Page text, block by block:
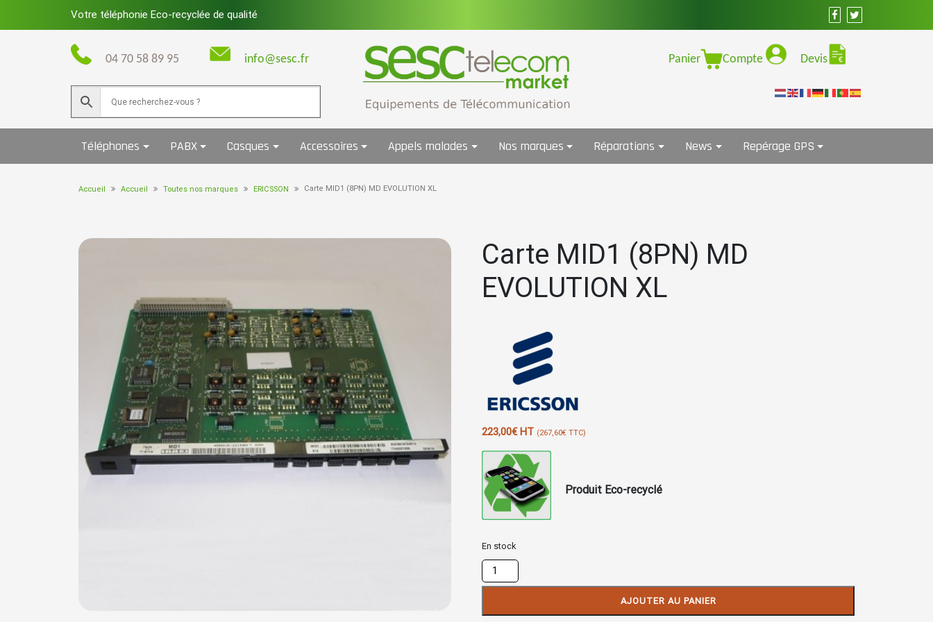
Votre téléphonie Eco-recyclée de qualité
04 70 58 89 95 info@sesc.fr Panier Compte Devis
Téléphones PABX Casques Accessoires Appels malades Nos marques Réparations News Repérage GPS
Accueil Accueil Toutes nos marques ERICSSON Carte MID1 (8PN) MD EVOLUTION XL
Carte MID1 (8PN) MD
EVOLUTION XL
223,00€HT (267,60€ TTC)
Produit Eco-recyclé
En stock
quantité
de
AJOUTER AU PANIER